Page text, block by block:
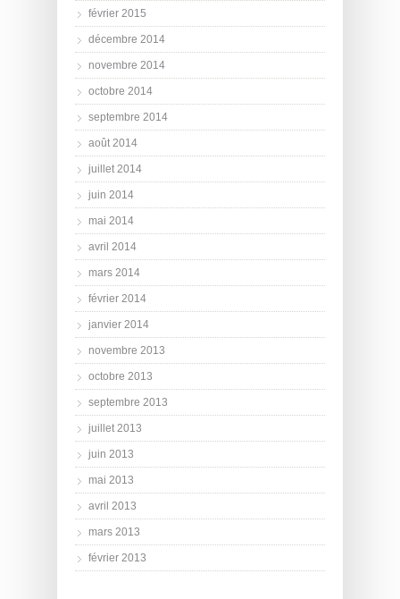
février 2015
décembre 2014
novembre 2014
octobre 2014
septembre 2014
août 2014
juillet 2014
juin 2014
mai 2014
avril 2014
mars 2014
février 2014
janvier 2014
novembre 2013
octobre 2013
septembre 2013
juillet 2013
juin 2013
mai 2013
avril 2013
mars 2013
février 2013